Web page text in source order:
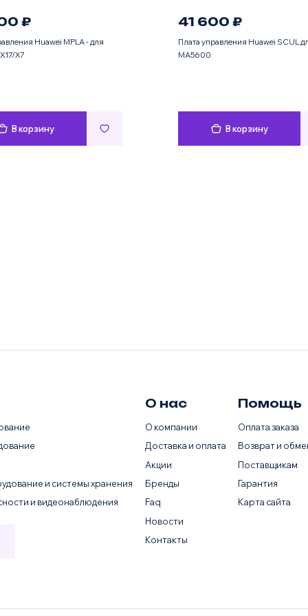
₽
Huawei MPLA - для
X7
В корзину
41 600 ₽
Плата управления Huawei SCUL
MA5600
В корзину
и системы хранения
и видеонаблюдения
О нас
О компании
Доставка и оплата
Акции
Бренды
Faq
Новости
Контакты
Помощь
Оплата заказа
Возврат и
Поставщикам
Гарантия
Карта сайта